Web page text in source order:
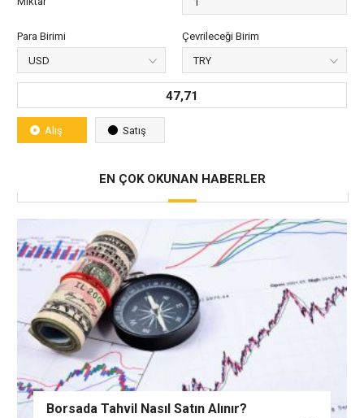
Para Birimi Çevrileceği Birim
47,71
Alış Satış
EN ÇOK OKUNAN HABERLER
Borsada Tahvil Nasıl Satın Alınır?